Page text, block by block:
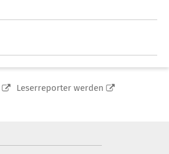
Leserreporter werden